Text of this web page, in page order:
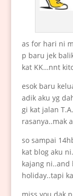
as for hari ni
p baru jek
kat KK…nnt
esok baru
adik aku yg
gi kat jalan
rasanya..mak
so sampai
kat blog aku
kajang ni..and
holiday..tapi